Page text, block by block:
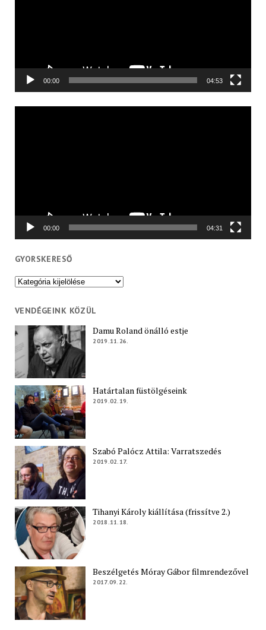
00:00 04:53
00:00 04:31
GYORSKERESŐ
Gyorskereső
VENDÉGEINK KÖZÜL
Damu Roland önálló estje
2019.11.26.
Határtalan füstölgéseink
2019.02.19.
Szabó Palócz Attila: Varratszedés
2019.02.17.
Tihanyi Károly kiállítása (frissítve 2.)
2018.11.18.
Beszélgetés Móray Gábor filmrendezővel
2017.09.22.